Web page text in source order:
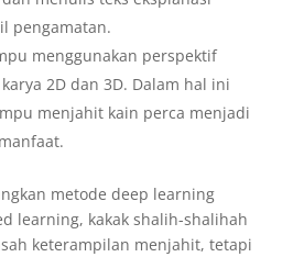
pengamatan.
menggunakan perspektif
2D dan 3D. Dalam hal ini
menjahit kain perca menjadi
metode deep learning
learning, kakak shalih-shalihah
keterampilan menjahit, tetapi